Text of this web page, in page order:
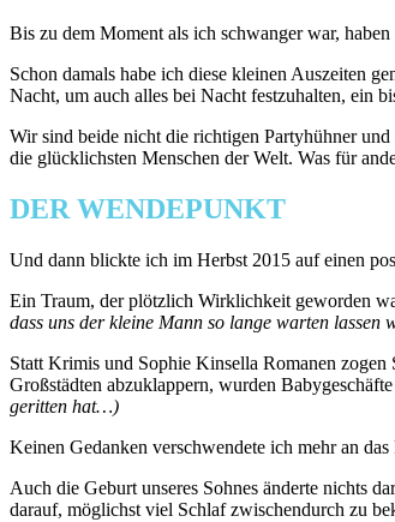
Bis zu dem Moment als ich schwanger war,
Schon damals habe ich diese kleinen Auszeiten
Nacht, um auch alles bei Nacht festzuhalten, ein
Wir sind beide nicht die richtigen Partyhühner
die glücklichsten Menschen der Welt. Was für
DER WENDEPUNKT
Und dann blickte ich im Herbst 2015 auf einen
Ein Traum, der plötzlich Wirklichkeit geworden
dass uns der kleine Mann so lange warten lassen
Statt Krimis und Sophie Kinsella Romanen zogen
Großstädten abzuklappern, wurden
geritten hat…)
Keinen Gedanken verschwendete ich mehr an
Auch die Geburt unseres Sohnes änderte nichts
darauf, möglichst viel Schlaf zwischendurch zu